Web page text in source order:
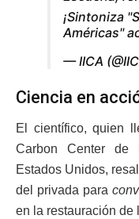
¡Sintoniza
Américas"
— IICA
Ciencia en
El científico, quien
Carbon Center de
Estados Unidos,
del privada para
en la restauración de